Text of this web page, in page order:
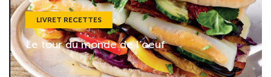
LIVRET RECETTES
Le tour du monde de l’oeuf